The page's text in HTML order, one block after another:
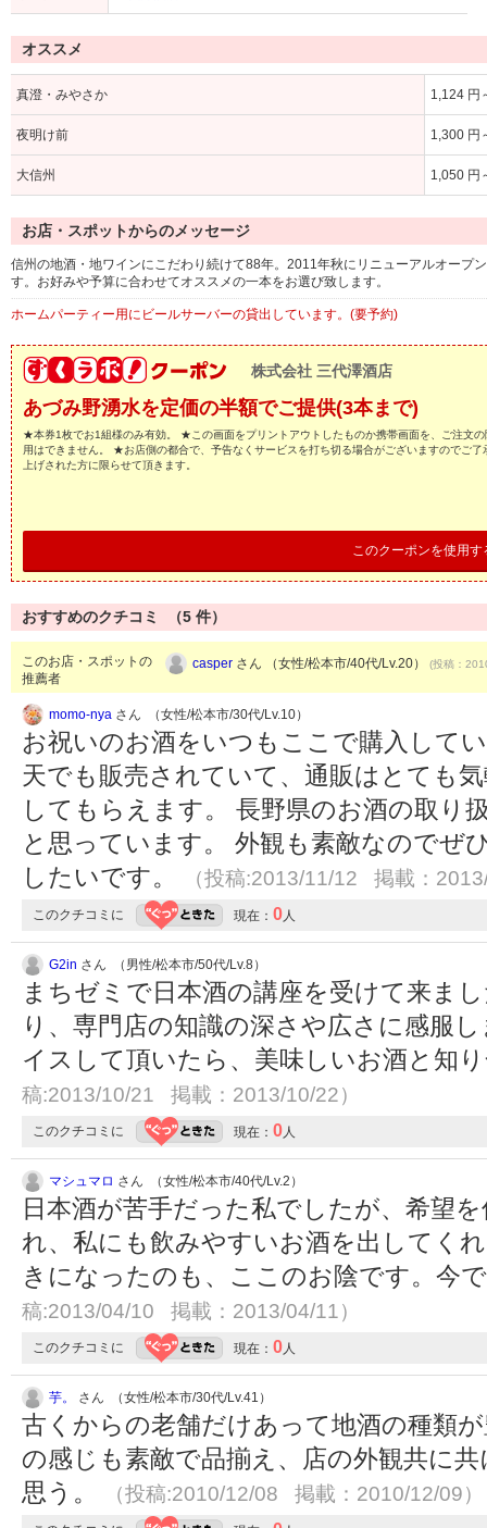
オススメ
真澄・みやさか 1,124 円
夜明け前 1,300 円
大信州 1,050 円
お店・スポットからのメッセージ
信州の地酒・地ワインにこだわり続けて88年。2011年秋にリニューアルオープ
す。お好みや予算に合わせてオススメの一本をお選び致します。
ホームパーティー用にビールサーバーの貸出しています。(要予約)
株式会社 三代澤酒店
あづみ野湧水を定価の半額でご提供(3本まで)
★本券1枚でお1組様のみ有効。 ★この画面をプリントアウトしたものか携帯画面を、ご注文
用はできません。 ★お店側の都合で、予告なくサービスを打ち切る場合がございますのでご
上げされた方に限らせて頂きます。
このクーポンを使用す
おすすめのクチコミ （5 件）
このお店・スポットの
推薦者
casper さん （女性/松本市/40代/Lv.20） (投稿：
momo-nya さん （女性/松本市/30代/Lv.10）
お祝いのお酒をいつもここで購入して
天でも販売されていて、通販はとても
してもらえます。 長野県のお酒の取り
と思っています。 外観も素敵なのでぜ
したいです。
（投稿:2013/11/12 掲載：
このクチコミに 現在： 0人
G2in さん （男性/松本市/50代/Lv.8）
まちゼミで日本酒の講座を受けて来ま
り、専門店の知識の深さや広さに感服
イスして頂いたら、美味しいお酒と知
稿:2013/10/21 掲載：2013/10/22）
このクチコミに 現在： 0人
マシュマロ さん （女性/松本市/40代/Lv.2）
日本酒が苦手だった私でしたが、希望
れ、私にも飲みやすいお酒を出してく
きになったのも、ここのお陰です。今
稿:2013/04/10 掲載：2013/04/11）
このクチコミに 現在： 0人
芋。 さん （女性/松本市/30代/Lv.41）
古くからの老舗だけあって地酒の種類
の感じも素敵で品揃え、店の外観共に
思う。
（投稿:2010/12/08 掲載：2010/12/09）